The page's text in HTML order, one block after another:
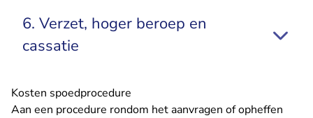
6. Verzet, hoger beroep en
cassatie
Kosten spoedprocedure
Aan een procedure rondom het aanvragen of opheffen